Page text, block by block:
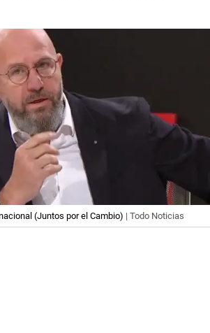
(Juntos por el Cambio) | Todo Noticias